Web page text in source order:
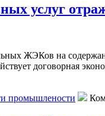
услуг
ЖЭКов на
договорная
промышлености